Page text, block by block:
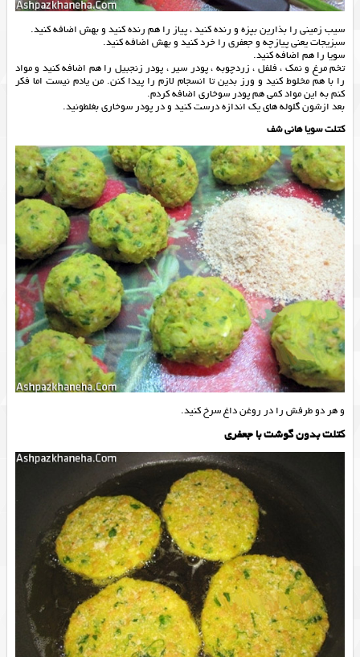
سیب زمینی را بذارین بپزه و رنده کنید ، پیاز را هم رنده کنید و بهش اضافه کنید.
سبزیجات یعنی پیازچه و جعفری را خرد کنید و بهش اضافه کنید.
سویا را هم اضافه کنید.
تخم مرغ و نمک ، فلفل ، زردچوبه ، پودر سیر ، پودر زنجبیل را هم اضافه کنید و مواد
را با هم مخلوط کنید و ورز بدین تا انسجام لازم را پیدا کنن. من یادم نیست اما فکر
کنم به این مواد کمی هم پودر سوخاری اضافه کردم.
بعد ازشون گلوله های یک اندازه درست کنید و در پودر سوخاری بغلطونید.
کتلت سویا هانی شف
و هر دو طرفش را در روغن داغ سرخ کنید.
کتلت بدون گوشت با جعفری